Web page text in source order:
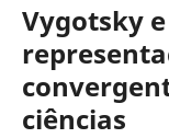
Vygotsky
ciências